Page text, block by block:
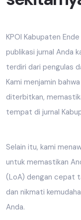
KPOI Kabupaten
publikasi jurnal Anda
terdiri dari pengulas
Kami menjamin
diterbitkan,
tempat di jurnal
Selain itu, kami
untuk memastikan
(LoA) dengan cepat
dan nikmati
Anda.